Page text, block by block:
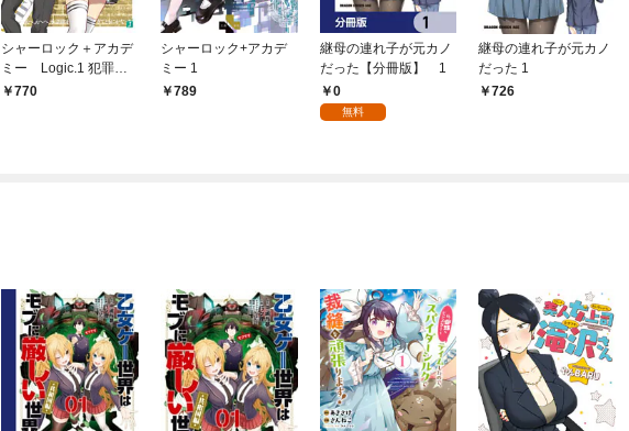
シャーロック＋アカデ
ミー Logic.1 犯罪王
の孫、名探偵を論破す
770
シャーロック+アカデ
ミー 1
789
継母の連れ子が元カノ
だった【分冊版】 1
0
無料
継母の連れ子が元カノ
だった 1
726